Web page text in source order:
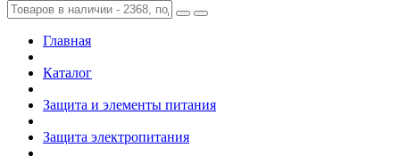
Главная
Каталог
Защита и элементы питания
Защита электропитания